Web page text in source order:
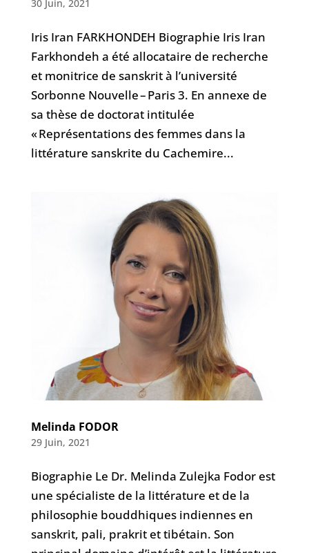
30 Juin, 2021
Iris Iran FARKHONDEH Biographie Iris Iran
Farkhondeh a été allocataire de recherche
et monitrice de sanskrit à l’université
Sorbonne Nouvelle – Paris 3. En annexe de
sa thèse de doctorat intitulée
« Représentations des femmes dans la
littérature sanskrite du Cachemire...
Melinda FODOR
29 Juin, 2021
Biographie Le Dr. Melinda Zulejka Fodor est
une spécialiste de la littérature et de la
philosophie bouddhiques indiennes en
sanskrit, pali, prakrit et tibétain. Son